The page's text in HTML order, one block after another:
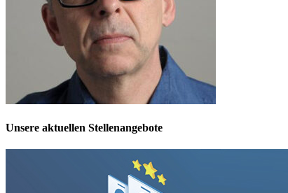
Unsere aktuellen Stellenangebote